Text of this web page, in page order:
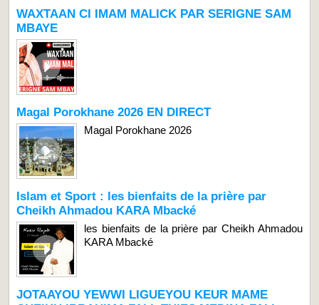
WAXTAAN CI IMAM MALICK PAR SERIGNE SAM
MBAYE
Magal Porokhane 2026 EN DIRECT
Magal Porokhane 2026
Islam et Sport : les bienfaits de la prière par
Cheikh Ahmadou KARA Mbacké
les bienfaits de la prière par Cheikh Ahmadou
KARA Mbacké
JOTAAYOU YEWWI LIGUEYOU KEUR MAME